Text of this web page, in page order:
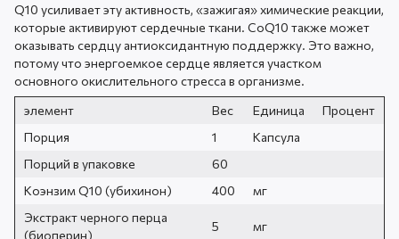
Q10 усиливает эту активность, «зажигая» химические реакции,
которые активируют сердечные ткани. CoQ10 также может
оказывать сердцу антиоксидантную поддержку. Это важно,
потому что энергоемкое сердце является участком
основного окислительного стресса в организме.
элемент
Вес Единица
Процент
Порция
1
Капсула
Порций в упаковке
60
Коэнзим Q10 (убихинон)
400
мг
Экстракт черного перца
(биоперин)
5 мг